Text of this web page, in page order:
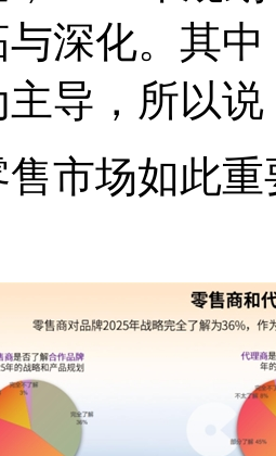
与深化。其
导，所以
场如此重